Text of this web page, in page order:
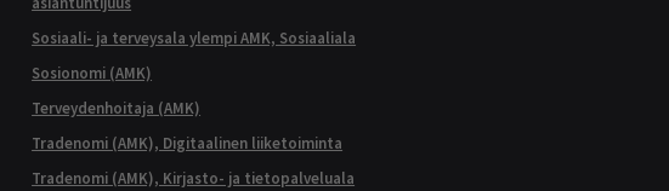
Sosiaali- ja terveysala ylempi AMK, Sosiaaliala
Sosionomi (AMK)
Terveydenhoitaja (AMK)
Tradenomi (AMK), Digitaalinen liiketoiminta
Tradenomi (AMK), Kirjasto- ja tietopalveluala